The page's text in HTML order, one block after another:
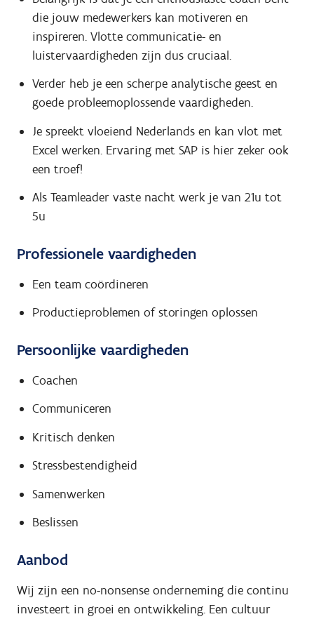
die jouw medewerkers kan motiveren en
inspireren. Vlotte communicatie- en
luistervaardigheden zijn dus cruciaal.
Verder heb je een scherpe analytische geest en
goede probleemoplossende vaardigheden.
Je spreekt vloeiend Nederlands en kan vlot met
Excel werken. Ervaring met SAP is hier zeker ook
een troef!
Als Teamleader vaste nacht werk je van 21u tot
5u
Professionele vaardigheden
Een team coördineren
Productieproblemen of storingen oplossen
Persoonlijke vaardigheden
Coachen
Communiceren
Kritisch denken
Stressbestendigheid
Samenwerken
Beslissen
Aanbod
Wij zijn een no-nonsense onderneming die continu
investeert in groei en ontwikkeling. Een cultuur